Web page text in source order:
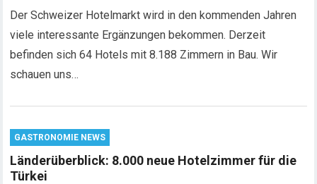
Der Schweizer Hotelmarkt wird in den kommenden Jahren
viele interessante Ergänzungen bekommen. Derzeit
befinden sich 64 Hotels mit 8.188 Zimmern in Bau. Wir
schauen uns…
GASTRONOMIE NEWS
Länderüberblick: 8.000 neue Hotelzimmer für die
Türkei